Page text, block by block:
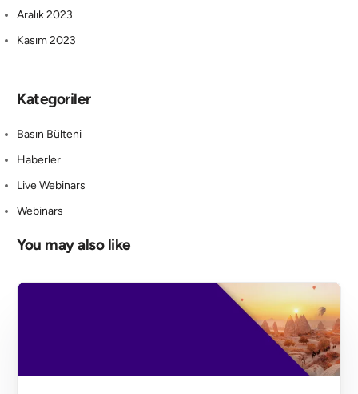
Aralık 2023
Kasım 2023
Kategoriler
Basın Bülteni
Haberler
Live Webinars
Webinars
You may also like